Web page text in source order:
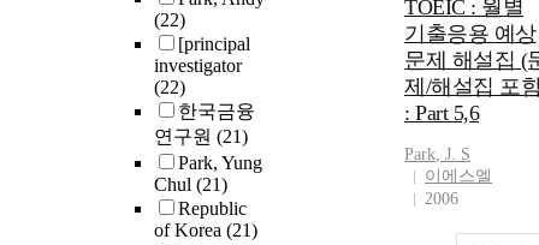
(22)
[principal
investigator
(22)
한국금융
연구원 (21)
Park, Yung
Chul (21)
Republic
of Korea (21)
TOEIC : 월별
기출응용 예상
문제 해설집 (
제/해설집 포
: Part 5,6
Park, J. S
이에스엘
2006